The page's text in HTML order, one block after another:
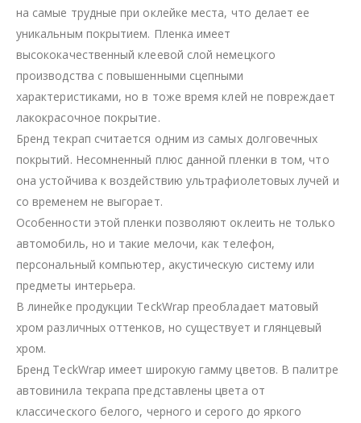
на самые трудные при оклейке места, что делает ее
уникальным покрытием. Пленка имеет
высококачественный клеевой слой немецкого
производства с повышенными сцепными
характеристиками, но в тоже время клей не повреждает
лакокрасочное покрытие.
Бренд текрап считается одним из самых долговечных
покрытий. Несомненный плюс данной пленки в том, что
она устойчива к воздействию ультрафиолетовых лучей и
со временем не выгорает.
Особенности этой пленки позволяют оклеить не только
автомобиль, но и такие мелочи, как телефон,
персональный компьютер, акустическую систему или
предметы интерьера.
В линейке продукции TeckWrap преобладает матовый
хром различных оттенков, но существует и глянцевый
хром.
Бренд TeckWrap имеет широкую гамму цветов. В палитре
автовинила текрапа представлены цвета от
классического белого, черного и серого до яркого